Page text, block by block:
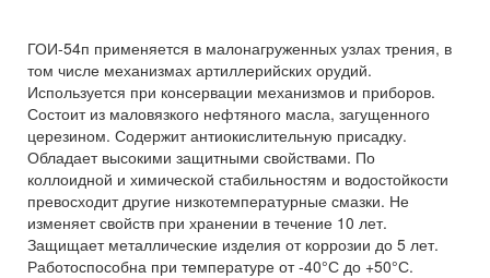
ГОИ-54п применяется в малонагруженных узлах трения, в
том числе механизмах артиллерийских орудий.
Используется при консервации механизмов и приборов.
Состоит из маловязкого нефтяного масла, загущенного
церезином. Содержит антиокислительную присадку.
Обладает высокими защитными свойствами. По
коллоидной и химической стабильностям и водостойкости
превосходит другие низкотемпературные смазки. Не
изменяет свойств при хранении в течение 10 лет.
Защищает металлические изделия от коррозии до 5 лет.
Работоспособна при температуре от -40°С до +50°С.